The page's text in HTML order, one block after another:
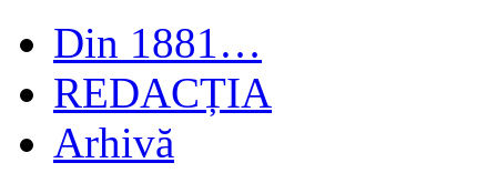
Din 1881…
REDACȚIA
Arhivă